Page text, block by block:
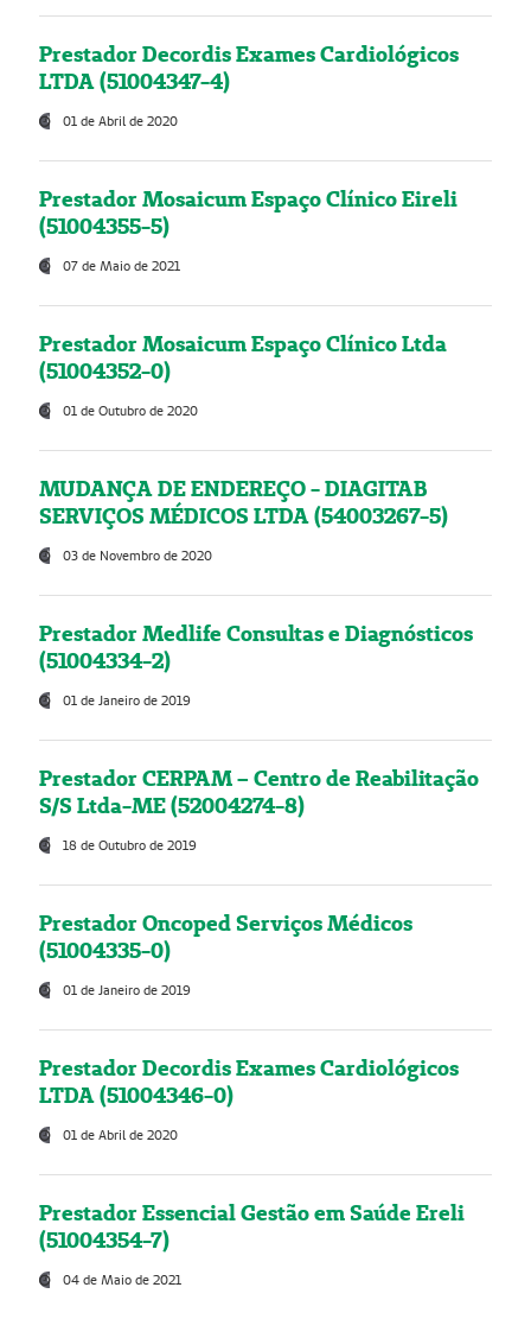
Prestador Decordis Exames Cardiológicos
LTDA (51004347-4)
01 de Abril de 2020
Prestador Mosaicum Espaço Clínico Eireli
(51004355-5)
07 de Maio de 2021
Prestador Mosaicum Espaço Clínico Ltda
(51004352-0)
01 de Outubro de 2020
MUDANÇA DE ENDEREÇO - DIAGITAB
SERVIÇOS MÉDICOS LTDA (54003267-5)
03 de Novembro de 2020
Prestador Medlife Consultas e Diagnósticos
(51004334-2)
01 de Janeiro de 2019
Prestador CERPAM – Centro de Reabilitação
S/S Ltda-ME (52004274-8)
18 de Outubro de 2019
Prestador Oncoped Serviços Médicos
(51004335-0)
01 de Janeiro de 2019
Prestador Decordis Exames Cardiológicos
LTDA (51004346-0)
01 de Abril de 2020
Prestador Essencial Gestão em Saúde Ereli
(51004354-7)
04 de Maio de 2021